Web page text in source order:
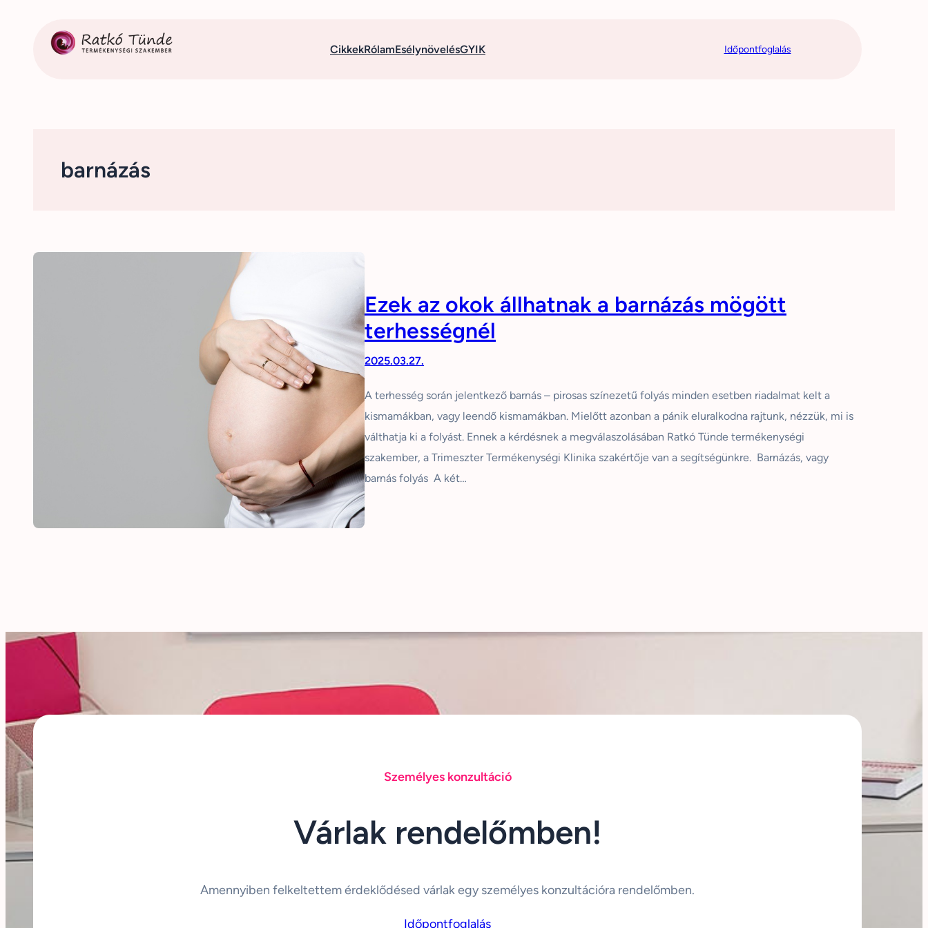
tartalomhoz
CikkekRólamEsélynövelésGYIK Időpontfoglalás
barnázás
Ezek az okok állhatnak a barnázás mögött
terhességnél
2025.03.27.
A terhesség során jelentkező barnás – pirosas színezetű folyás minden esetben riadalmat kelt a
kismamákban, vagy leendő kismamákban. Mielőtt azonban a pánik eluralkodna rajtunk, nézzük, mi is
válthatja ki a folyást. Ennek a kérdésnek a megválaszolásában Ratkó Tünde termékenységi
szakember, a Trimeszter Termékenységi Klinika szakértője van a segítségünkre. Barnázás, vagy
barnás folyás A két…
Személyes konzultáció
Várlak rendelőmben!
Amennyiben felkeltettem érdeklődésed várlak egy személyes konzultációra rendelőmben.
Időpontfoglalás